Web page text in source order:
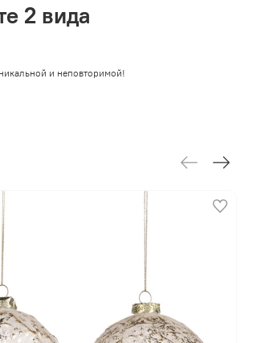
2 вида
и неповторимой!